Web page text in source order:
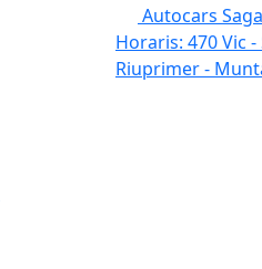
Autocars
Horaris: 470 Vic
Riuprimer -